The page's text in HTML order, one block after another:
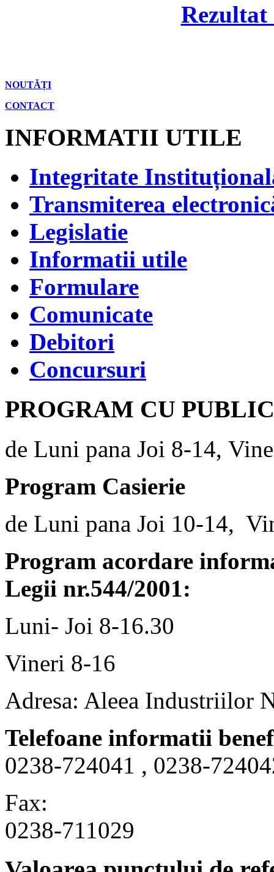
Rezultat
NOUTĂȚI
CONTACT
INFORMATII UTILE
Integritate
Transmiterea
Legislatie
Informatii utile
Formulare
Comunicate
Debitori
Concursuri
PROGRAM CU
de Luni pana Joi 8-14,
Program Casierie
de Luni pana Joi 10-14,
Program acordare
Legii nr.544/2001:
Luni- Joi 8-16.30
Vineri 8-16
Adresa: Aleea Industriilor
Telefoane informatii
0238-724041 , 0238-
Fax:
0238-711029